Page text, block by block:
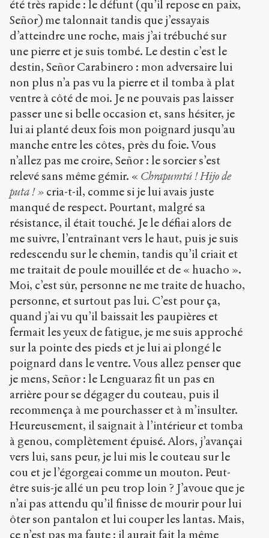
été très rapide : le défunt (qu’il repose en paix,
Señor) me talonnait tandis que j’essayais
d’atteindre une roche, mais j’ai trébuché sur
une pierre et je suis tombé. Le destin c’est le
destin, Señor Carabinero : mon adversaire lui
non plus n’a pas vu la pierre et il tomba à plat
ventre à côté de moi. Je ne pouvais pas laisser
passer une si belle occasion et, sans hésiter, je
lui ai planté deux fois mon poignard jusqu’au
manche entre les côtes, près du foie. Vous
n’allez pas me croire, Señor : le sorcier s’est
relevé sans même gémir. « Chrapumtú ! Hijo de
puta ! » cria-t-il, comme si je lui avais juste
manqué de respect. Pourtant, malgré sa
résistance, il était touché. Je le défiai alors de
me suivre, l’entraînant vers le haut, puis je suis
redescendu sur le chemin, tandis qu’il criait et
me traitait de poule mouillée et de « huacho ».
Moi, c’est sûr, personne ne me traite de huacho,
personne, et surtout pas lui. C’est pour ça,
quand j’ai vu qu’il baissait les paupières et
fermait les yeux de fatigue, je me suis approché
sur la pointe des pieds et je lui ai plongé le
poignard dans le ventre. Vous allez penser que
je mens, Señor : le Lenguaraz fit un pas en
arrière pour se dégager du couteau, puis il
recommença à me pourchasser et à m’insulter.
Heureusement, il saignait à l’intérieur et tomba
à genou, complètement épuisé. Alors, j’avançai
vers lui, sans peur, je lui mis le couteau sur le
cou et je l’égorgeai comme un mouton. Peut-
être suis-je allé un peu trop loin ? J’avoue que je
n’ai pas attendu qu’il finisse de mourir pour lui
ôter son pantalon et lui couper les lantas. Mais,
ce n’est pas ma faute : il aurait fait la même